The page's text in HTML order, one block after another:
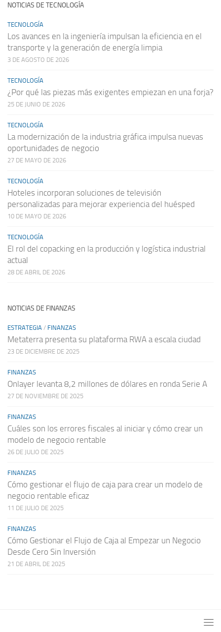
NOTICIAS DE TECNOLOGÍA
TECNOLOGÍA
Los avances en la ingeniería impulsan la eficiencia en el
transporte y la generación de energía limpia
3 DE AGOSTO DE 2026
TECNOLOGÍA
¿Por qué las piezas más exigentes empiezan en una forja?
25 DE JUNIO DE 2026
TECNOLOGÍA
La modernización de la industria gráfica impulsa nuevas
oportunidades de negocio
27 DE MAYO DE 2026
TECNOLOGÍA
Hoteles incorporan soluciones de televisión
personalizadas para mejorar experiencia del huésped
10 DE MAYO DE 2026
TECNOLOGÍA
El rol del copacking en la producción y logística industrial
actual
28 DE ABRIL DE 2026
NOTICIAS DE FINANZAS
ESTRATEGIA / FINANZAS
Metaterra presenta su plataforma RWA a escala ciudad
23 DE DICIEMBRE DE 2025
FINANZAS
Onlayer levanta 8,2 millones de dólares en ronda Serie A
27 DE NOVIEMBRE DE 2025
FINANZAS
Cuáles son los errores fiscales al iniciar y cómo crear un
modelo de negocio rentable
26 DE JULIO DE 2025
FINANZAS
Cómo gestionar el flujo de caja para crear un modelo de
negocio rentable eficaz
11 DE JULIO DE 2025
FINANZAS
Cómo Gestionar el Flujo de Caja al Empezar un Negocio
Desde Cero Sin Inversión
21 DE ABRIL DE 2025